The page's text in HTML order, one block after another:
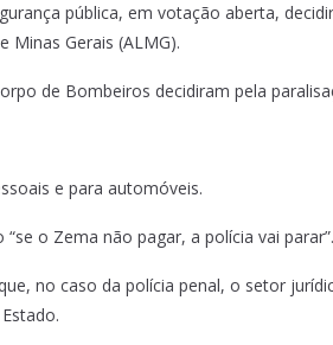
pública, em votação aberta,
Minas Gerais (ALMG).
de Bombeiros decidiram pela
e para automóveis.
o Zema não pagar, a polícia vai parar”.
no caso da polícia penal, o setor